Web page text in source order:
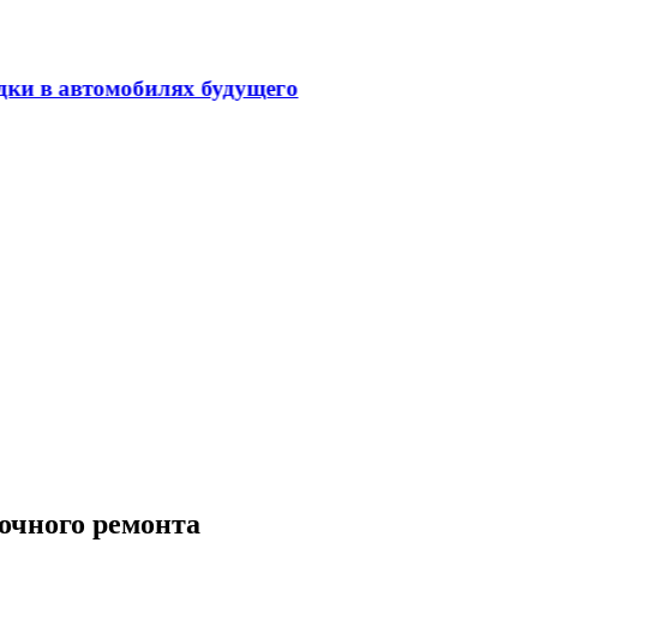
будущего
ремонта